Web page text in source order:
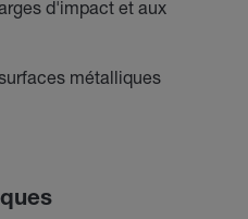
d'impact et aux
métalliques